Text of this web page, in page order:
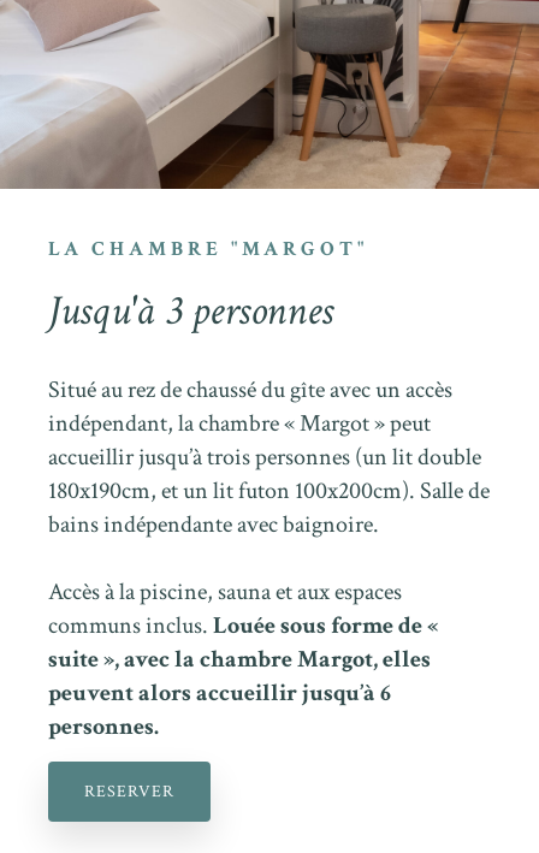
LA CHAMBRE "MARGOT"
Jusqu'à 3 personnes
Situé au rez de chaussé du gîte avec un accès
indépendant, la chambre « Margot » peut
accueillir jusqu’à trois personnes (un lit double
180x190cm, et un lit futon 100x200cm). Salle de
bains indépendante avec baignoire.
Accès à la piscine, sauna et aux espaces
communs inclus.Louée sous forme de «
suite », avec la chambre Margot, elles
peuvent alors accueillir jusqu’à 6
personnes.
RESERVER